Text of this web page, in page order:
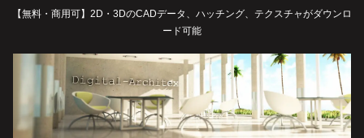
【無料・商用可】2D・3DのCADデータ、ハッチング、テクスチャがダウンロ
ード可能